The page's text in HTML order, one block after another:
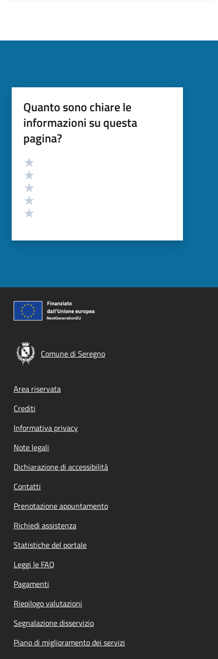
Quanto sono chiare le
informazioni su questa
pagina?
Valutazione
Comune di Seregno
Footer menu
Area riservata
Crediti
Informativa privacy
Note legali
Dichiarazione di accessibilità
Contatti
Prenotazione appuntamento
Richiedi assistenza
Statistiche del portale
Leggi le FAQ
Pagamenti
Riepilogo valutazioni
Segnalazione disservizio
Piano di miglioramento dei servizi